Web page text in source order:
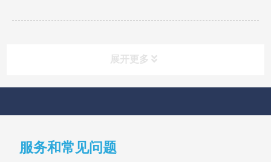
展开更多
首页
服务和常见问题